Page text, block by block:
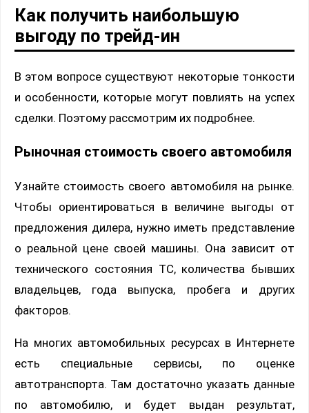
Как получить наибольшую
выгоду по трейд-ин
В этом вопросе существуют некоторые тонкости
и особенности, которые могут повлиять на успех
сделки. Поэтому рассмотрим их подробнее.
Рыночная стоимость своего автомобиля
Узнайте стоимость своего автомобиля на рынке.
Чтобы ориентироваться в величине выгоды от
предложения дилера, нужно иметь представление
о реальной цене своей машины. Она зависит от
технического состояния ТС, количества бывших
владельцев, года выпуска, пробега и других
факторов.
На многих автомобильных ресурсах в Интернете
есть специальные сервисы, по оценке
автотранспорта. Там достаточно указать данные
по автомобилю, и будет выдан результат,